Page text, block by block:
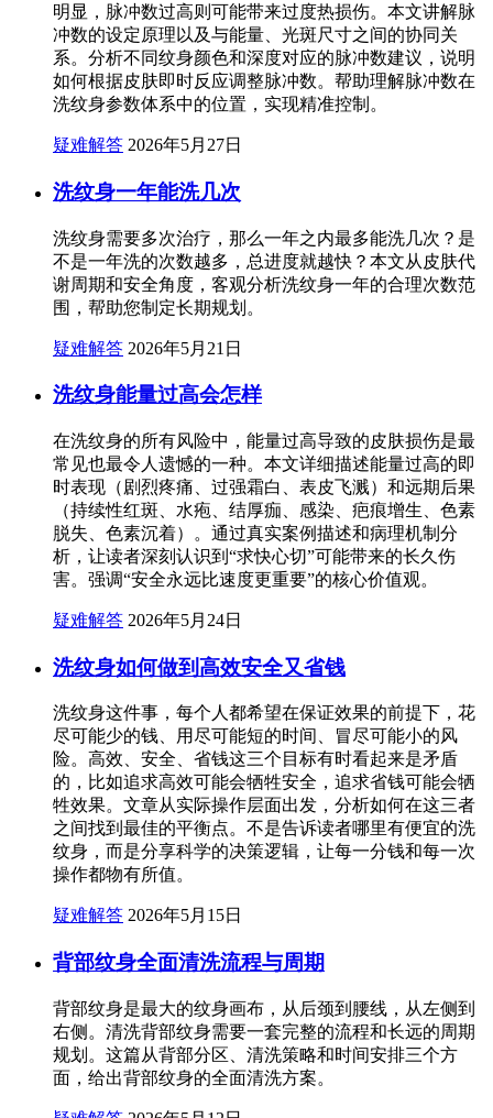
明显，脉冲数过高则可能带来过度热损伤。本文讲解脉
冲数的设定原理以及与能量、光斑尺寸之间的协同关
系。分析不同纹身颜色和深度对应的脉冲数建议，说明
如何根据皮肤即时反应调整脉冲数。帮助理解脉冲数在
洗纹身参数体系中的位置，实现精准控制。
疑难解答 2026年5月27日
洗纹身一年能洗几次
洗纹身需要多次治疗，那么一年之内最多能洗几次？是
不是一年洗的次数越多，总进度就越快？本文从皮肤代
谢周期和安全角度，客观分析洗纹身一年的合理次数范
围，帮助您制定长期规划。
疑难解答 2026年5月21日
洗纹身能量过高会怎样
在洗纹身的所有风险中，能量过高导致的皮肤损伤是最
常见也最令人遗憾的一种。本文详细描述能量过高的即
时表现（剧烈疼痛、过强霜白、表皮飞溅）和远期后果
（持续性红斑、水疱、结厚痂、感染、疤痕增生、色素
脱失、色素沉着）。通过真实案例描述和病理机制分
析，让读者深刻认识到“求快心切”可能带来的长久伤
害。强调“安全永远比速度更重要”的核心价值观。
疑难解答 2026年5月24日
洗纹身如何做到高效安全又省钱
洗纹身这件事，每个人都希望在保证效果的前提下，花
尽可能少的钱、用尽可能短的时间、冒尽可能小的风
险。高效、安全、省钱这三个目标有时看起来是矛盾
的，比如追求高效可能会牺牲安全，追求省钱可能会牺
牲效果。文章从实际操作层面出发，分析如何在这三者
之间找到最佳的平衡点。不是告诉读者哪里有便宜的洗
纹身，而是分享科学的决策逻辑，让每一分钱和每一次
操作都物有所值。
疑难解答 2026年5月15日
背部纹身全面清洗流程与周期
背部纹身是最大的纹身画布，从后颈到腰线，从左侧到
右侧。清洗背部纹身需要一套完整的流程和长远的周期
规划。这篇从背部分区、清洗策略和时间安排三个方
面，给出背部纹身的全面清洗方案。